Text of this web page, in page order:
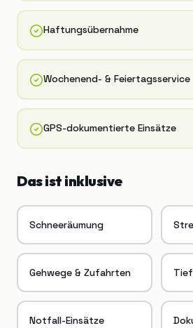
Haftungsübernahme
Wochenend- & Feiertagsservice
GPS-dokumentierte Einsätze
Das ist inklusive
Schneeräumung
Gehwege & Zufahrten
Notfall-Einsätze